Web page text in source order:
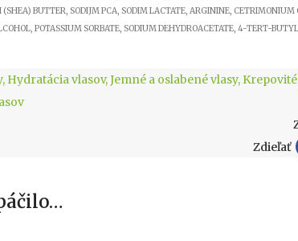
BUTTER, SODIJM PCA, SODIM LACTATE, ARGININE,
POTASSIUM SORBATE, SODIUM DEHYDROACETATE, 4-TERT-
, Hydratácia vlasov,Jemné a oslabené vlasy,
Zdieľať